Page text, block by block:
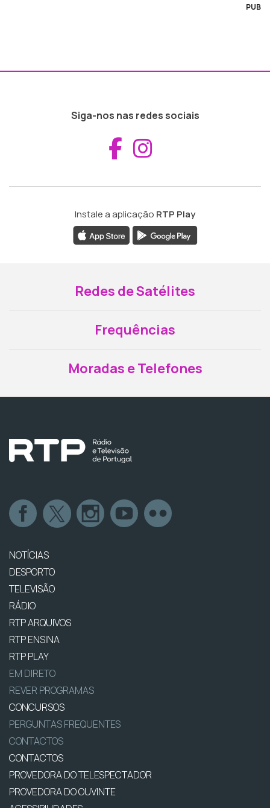
PUB
Siga-nos nas redes sociais
Aceder ao
Instale a aplicação RTP Play
Redes de Satélites
Frequências
Moradas e Telefones
NOTÍCIAS
DESPORTO
TELEVISÃO
RÁDIO
RTP ARQUIVOS
RTP ENSINA
RTP PLAY
EM DIRETO
REVER PROGRAMAS
CONCURSOS
PERGUNTAS FREQUENTES
CONTACTOS
CONTACTOS
PROVEDORA DO TELESPECTADOR
PROVEDORA DO OUVINTE